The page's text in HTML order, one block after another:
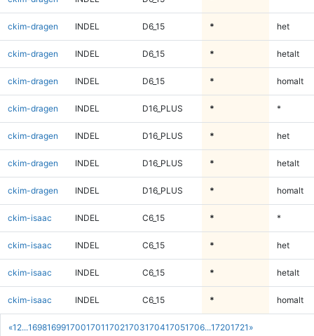
«1 2...169816991700170117021703170417051706...17201721 »
ckim-dragen INDEL D6_15 * het
ckim-dragen INDEL D6_15 * hetalt
ckim-dragen INDEL D6_15 * homalt
ckim-dragen INDEL D16_PLUS * *
ckim-dragen INDEL D16_PLUS * het
ckim-dragen INDEL D16_PLUS * hetalt
ckim-dragen INDEL D16_PLUS * homalt
ckim-isaac INDEL C6_15 * *
ckim-isaac INDEL C6_15 * het
ckim-isaac INDEL C6_15 * hetalt
ckim-isaac INDEL C6_15 * homalt